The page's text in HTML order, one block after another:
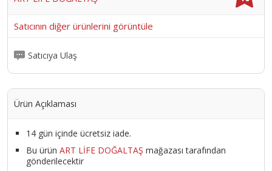
Satıcının diğer ürünlerini görüntüle
Satıcıya Ulaş
Ürün Açıklaması
14 gün içinde ücretsiz iade.
Bu ürün ART LİFE DOĞALTAŞ mağazası tarafından
gönderilecektir